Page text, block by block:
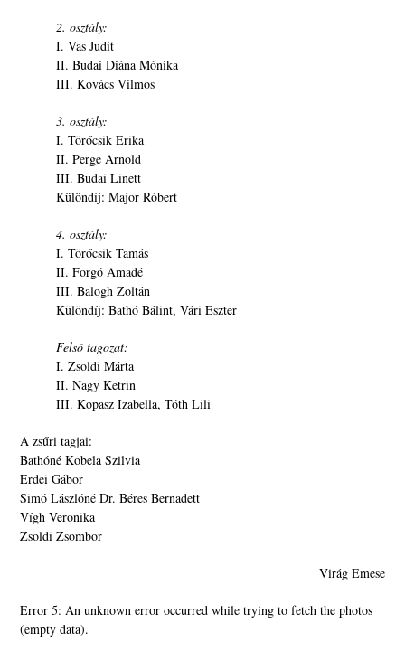
2. osztály:
I. Vas Judit
II. Budai Diána Mónika
III. Kovács Vilmos
3. osztály:
I. Törőcsik Erika
II. Perge Arnold
III. Budai Linett
Különdíj: Major Róbert
4. osztály:
I. Törőcsik Tamás
II. Forgó Amadé
III. Balogh Zoltán
Különdíj: Bathó Bálint, Vári Eszter
Felső tagozat:
I. Zsoldi Márta
II. Nagy Ketrin
III. Kopasz Izabella, Tóth Lili
A zsűri tagjai:
Bathóné Kobela Szilvia
Erdei Gábor
Simó Lászlóné Dr. Béres Bernadett
Vígh Veronika
Zsoldi Zsombor
Virág Emese
Error 5: An unknown error occurred while trying to fetch the photos
(empty data).